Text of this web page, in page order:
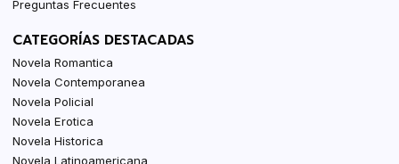
Preguntas Frecuentes
CATEGORÍAS DESTACADAS
Novela Romantica
Novela Contemporanea
Novela Policial
Novela Erotica
Novela Historica
Novela Latinoamericana